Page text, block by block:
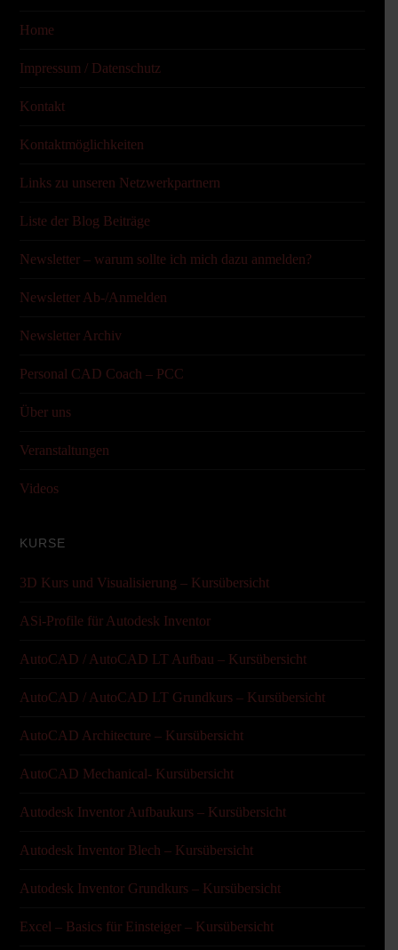
Home
Impressum / Datenschutz
Kontakt
Kontaktmöglichkeiten
Links zu unseren Netzwerkpartnern
Liste der Blog Beiträge
Newsletter – warum sollte ich mich dazu anmelden?
Newsletter Ab-/Anmelden
Newsletter Archiv
Personal CAD Coach – PCC
Über uns
Veranstaltungen
Videos
KURSE
3D Kurs und Visualisierung – Kursübersicht
ASi-Profile für Autodesk Inventor
AutoCAD / AutoCAD LT Aufbau – Kursübersicht
AutoCAD / AutoCAD LT Grundkurs – Kursübersicht
AutoCAD Architecture – Kursübersicht
AutoCAD Mechanical- Kursübersicht
Autodesk Inventor Aufbaukurs – Kursübersicht
Autodesk Inventor Blech – Kursübersicht
Autodesk Inventor Grundkurs – Kursübersicht
Excel – Basics für Einsteiger – Kursübersicht